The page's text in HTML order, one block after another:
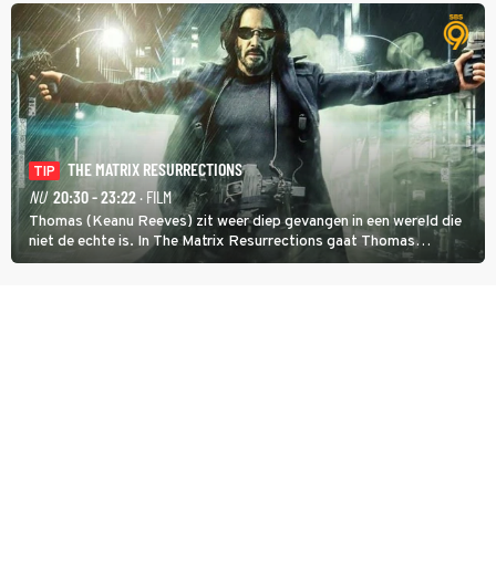
TIP
THE MATRIX RESURRECTIONS
NU 20:30 - 23:22 · FILM
Thomas (Keanu Reeves) zit weer diep gevangen in een wereld die
niet de echte is. In The Matrix Resurrections gaat Thomas
proberen uit deze schijnwereld te ontsnappen.